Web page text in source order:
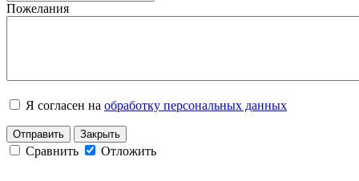
Пожелания
Я согласен на обработку персональных данных
Отправить Закрыть
Сравнить Отложить